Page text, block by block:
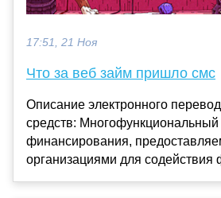
17:51, 21 Ноя
Что за веб займ пришло смс
Описание электронного
средств: Многофункциональный
финансирования,
организациями для содействия